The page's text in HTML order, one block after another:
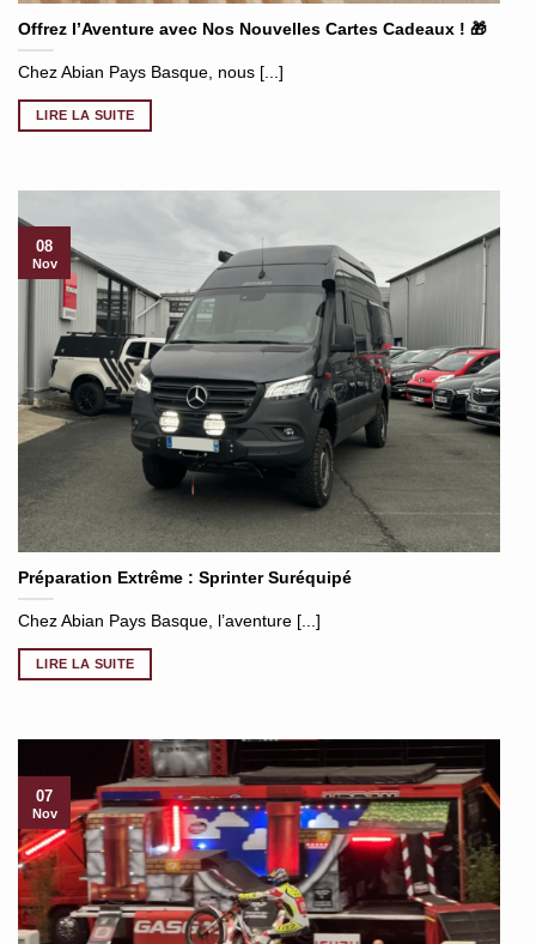
Offrez l’Aventure avec Nos Nouvelles Cartes Cadeaux ! 🎁
Chez Abian Pays Basque, nous [...]
LIRE LA SUITE
Préparation Extrême : Sprinter Suréquipé
Chez Abian Pays Basque, l’aventure [...]
LIRE LA SUITE
08
Nov
07
Nov